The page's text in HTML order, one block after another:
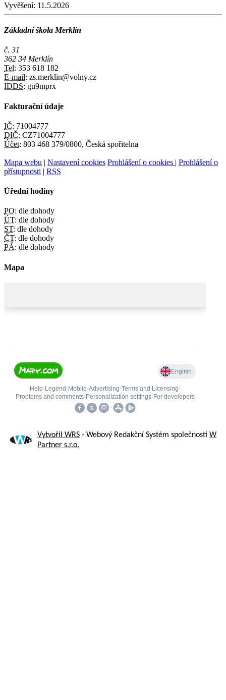
Vyvěšení: 11.5.2026
Základní škola Merklín
č. 31
362 34 Merklín
Tel: 353 618 182
E-mail: zs.merklin@volny.cz
IDDS: gu9mprx
Fakturační údaje
IČ: 71004777
DIČ: CZ71004777
Účet: 803 468 379/0800, Česká spořitelna
Mapa webu | Nastavení cookies Prohlášení o cookies | Prohlášení o
přístupnosti | RSS
Úřední hodiny
PO: dle dohody
ÚT: dle dohody
ST: dle dohody
ČT: dle dohody
PÁ: dle dohody
Mapa
Vytvořil WRS - Webový Redakční Systém společnosti W
Partner s.r.o.